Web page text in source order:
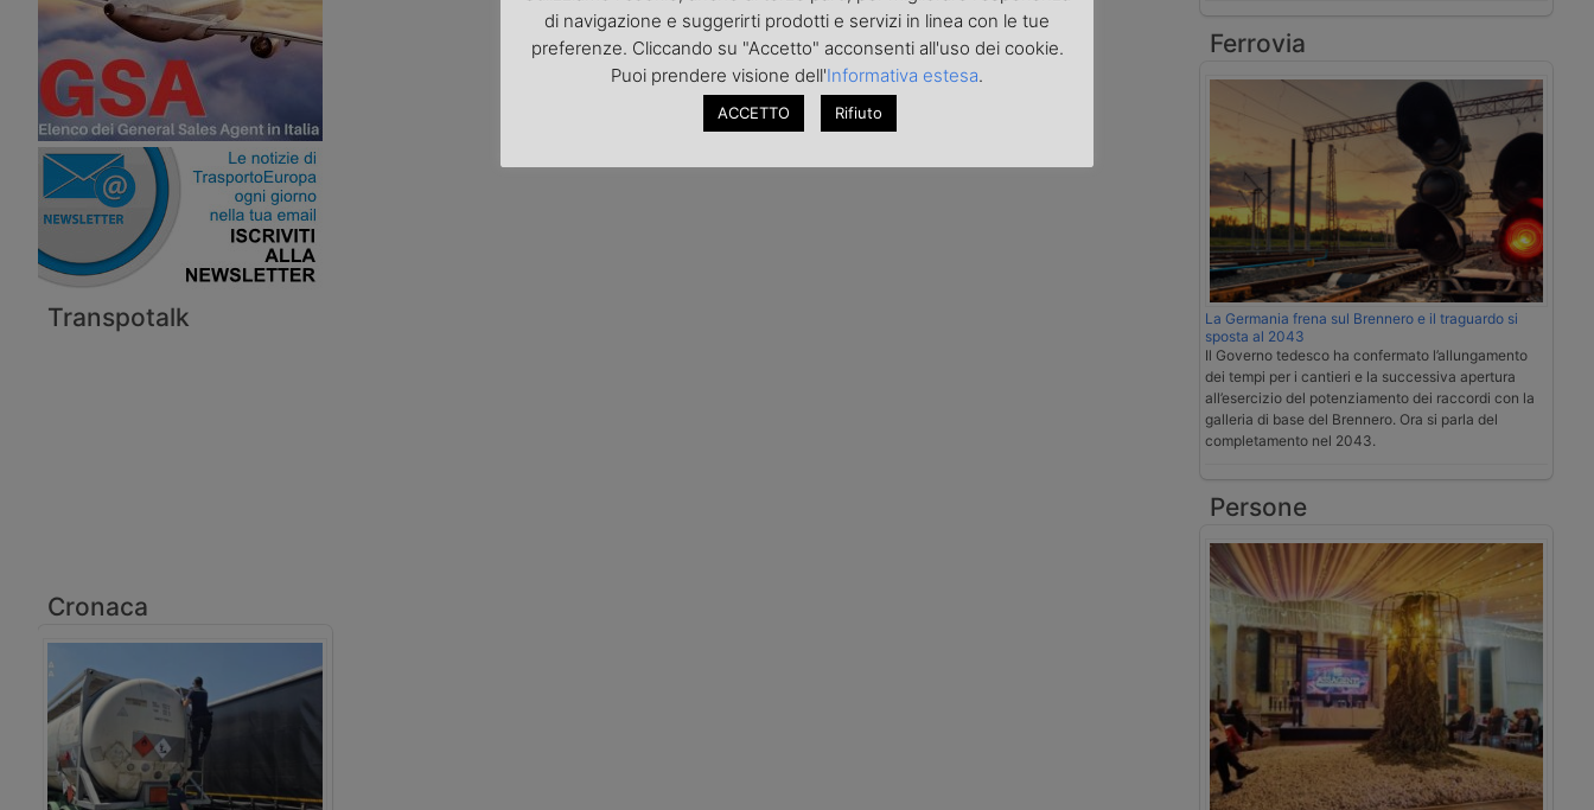
Transpotalk
Cronaca
Ferrovia
La Germania frena sul Brennero e il traguardo si
sposta al 2043
Il Governo tedesco ha confermato l’allungamento
dei tempi per i cantieri e la successiva apertura
all’esercizio del potenziamento dei raccordi con la
galleria di base del Brennero. Ora si parla del
completamento nel 2043.
Persone
di navigazione e suggerirti prodotti e servizi in linea con le tue
preferenze. Cliccando su "Accetto" acconsenti all'uso dei cookie.
Puoi prendere visione dell'Informativa estesa.
ACCETTO Rifiuto